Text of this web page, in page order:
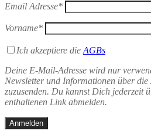
Email Adresse*
Vorname*
Ich akzeptiere die AGBs
Deine E-Mail-Adresse wird nur
Newsletter und Informationen über
zuzusenden. Du kannst Dich jederzeit
enthaltenen Link abmelden.